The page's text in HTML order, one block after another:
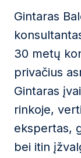
Sutinku su
taisyklėmis.
Ši svetainė
taikomos
teikimo sąlygos
Siųsti žinutę
Gintaras
30 metų
privačius
Gintaras
rinkoje,
ekspertas,
bei itin